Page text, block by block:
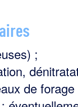
;
de forage